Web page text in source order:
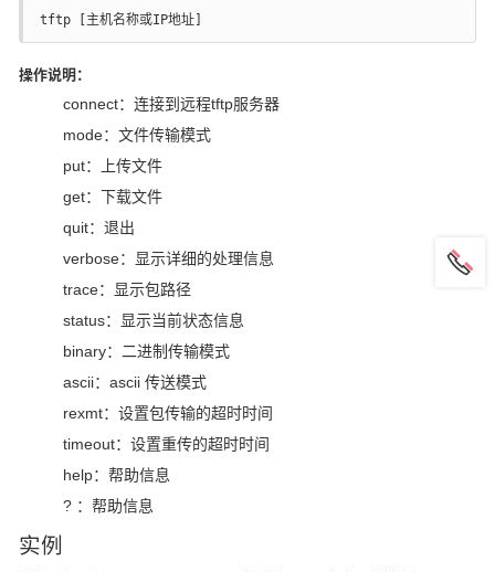
tftp [主机名称或IP地址]
操作说明：
connect：连接到远程tftp服务器
mode：文件传输模式
put：上传文件
get：下载文件
quit：退出
verbose：显示详细的处理信息
trace：显示包路径
status：显示当前状态信息
binary：二进制传输模式
ascii：ascii 传送模式
rexmt：设置包传输的超时时间
timeout：设置重传的超时时间
help：帮助信息
? ：帮助信息
实例